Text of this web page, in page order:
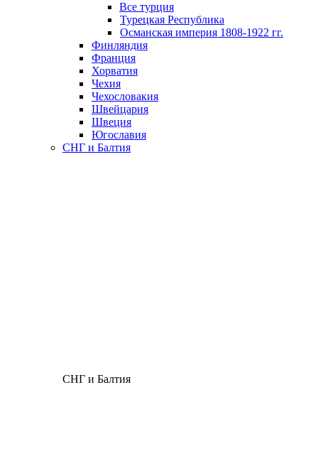
Все турция
Турецкая Республика
Османская империя 1808-1922 гг.
Финляндия
Франция
Хорватия
Чехия
Чехословакия
Швейцария
Швеция
Югославия
СНГ и Балтия
СНГ и Балтия